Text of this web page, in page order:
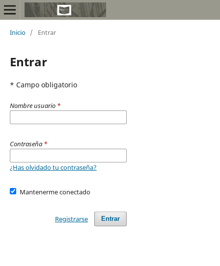
Inicio / Entrar
Entrar
* Campo obligatorio
Nombre usuario *
Contraseña *
¿Has olvidado tu contraseña?
Mantenerme conectado
Entrar
Registrarse